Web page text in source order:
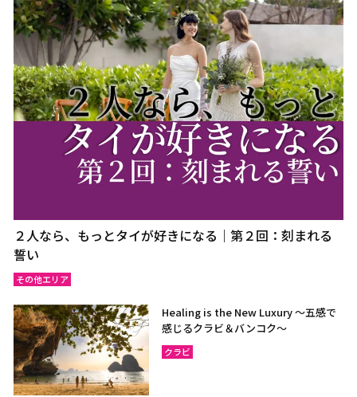
２人なら、もっとタイが好きになる｜第２回：刻まれる
誓い
その他エリア
Healing is the New Luxury ～五感で
感じるクラビ＆バンコク～
クラビ